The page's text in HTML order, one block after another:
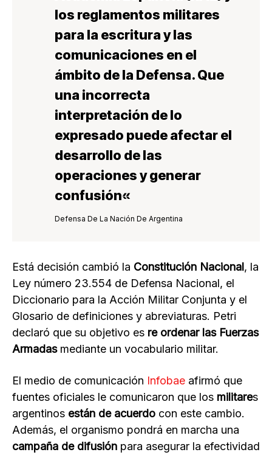
los reglamentos militares
para la escritura y las
comunicaciones en el
ámbito de la Defensa. Que
una incorrecta
interpretación de lo
expresado puede afectar el
desarrollo de las
operaciones ygenerar
confusión«
Defensa De La Nación De Argentina
Está decisión cambió la Constitución Nacional, la
Ley número 23.554 de Defensa Nacional, el
Diccionario para la Acción Militar Conjunta y el
Glosario de definiciones y abreviaturas. Petri
declaró que su objetivo es re ordenar las Fuerzas
Armadasmediante un vocabulario militar.
El medio de comunicación Infobae afirmó que
fuentes oficiales le comunicaron que los militares
argentinos están de acuerdo con este cambio.
Además, el organismo pondrá en marcha una
campaña de difusión para asegurar la efectividad